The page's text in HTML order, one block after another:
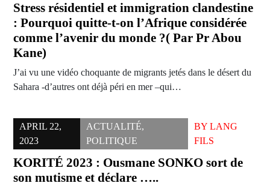
Stress résidentiel et immigration clandestine
: Pourquoi quitte-t-on l’Afrique considérée
comme l’avenir du monde ?( Par Pr Abou
Kane)
J’ai vu une vidéo choquante de migrants jetés dans le désert du
Sahara -d’autres ont déjà péri en mer –qui…
APRIL 22,
2023
ACTUALITÉ,
POLITIQUE
BYLANG
FILS
KORITÉ 2023 : Ousmane SONKO sort de
son mutisme et déclare …..